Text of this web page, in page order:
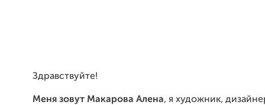
Здравствуйте!
Меня зовут Макарова Алена, я художник,